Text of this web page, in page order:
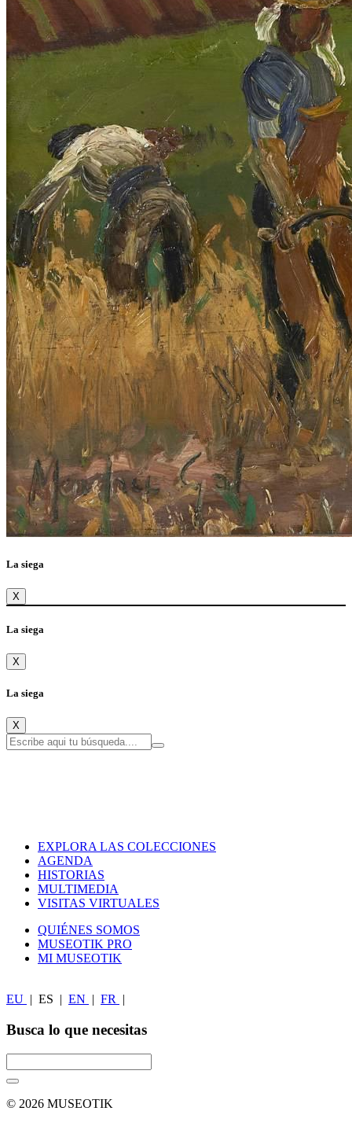
La siega
X
La siega
X
La siega
X
EXPLORA LAS COLECCIONES
AGENDA
HISTORIAS
MULTIMEDIA
VISITAS VIRTUALES
QUIÉNES SOMOS
MUSEOTIK PRO
MI MUSEOTIK
EU | ES | EN | FR |
Busca lo que necesitas
© 2026 MUSEOTIK